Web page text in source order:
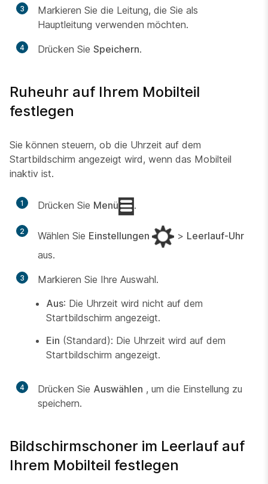
3
Markieren Sie die Leitung, die Sie als
Hauptleitung verwenden möchten.
4 Drücken Sie Speichern.
Ruheuhr auf Ihrem Mobilteil
festlegen
Sie können steuern, ob die Uhrzeit auf dem
Startbildschirm angezeigt wird, wenn das Mobilteil
inaktiv ist.
1 Drücken Sie Menü .
2 Wählen Sie Einstellungen > Leerlauf-Uhr
aus.
3
Markieren Sie Ihre Auswahl.
Aus: Die Uhrzeit wird nicht auf dem
Startbildschirm angezeigt.
Ein (Standard): Die Uhrzeit wird auf dem
Startbildschirm angezeigt.
4 Drücken Sie Auswählen , um die Einstellung zu
speichern.
Bildschirmschoner im Leerlauf auf
Ihrem Mobilteil festlegen